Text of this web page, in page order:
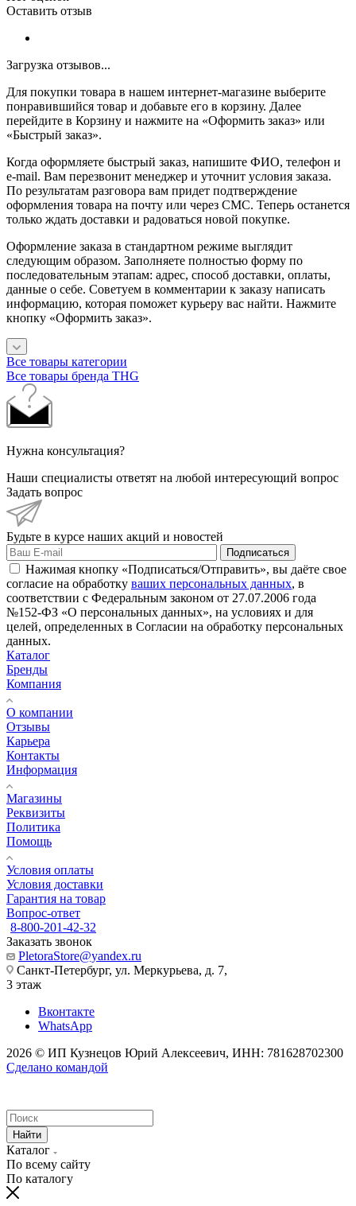
Оставить отзыв
Загрузка отзывов...
Для покупки товара в нашем интернет-магазине выберите
понравившийся товар и добавьте его в корзину. Далее
перейдите в Корзину и нажмите на «Оформить заказ» или
«Быстрый заказ».
Когда оформляете быстрый заказ, напишите ФИО, телефон и
e-mail. Вам перезвонит менеджер и уточнит условия заказа.
По результатам разговора вам придет подтверждение
оформления товара на почту или через СМС. Теперь останется
только ждать доставки и радоваться новой покупке.
Оформление заказа в стандартном режиме выглядит
следующим образом. Заполняете полностью форму по
последовательным этапам: адрес, способ доставки, оплаты,
данные о себе. Советуем в комментарии к заказу написать
информацию, которая поможет курьеру вас найти. Нажмите
кнопку «Оформить заказ».
Все товары категории
Все товары бренда THG
Нужна консультация?
Наши специалисты ответят на любой интересующий вопрос
Задать вопрос
Будьте в курсе наших акций и новостей
Подписаться
Нажимая кнопку «Подписаться/Отправить», вы даёте свое
согласие на обработку ваших персональных данных, в
соответствии с Федеральным законом от 27.07.2006 года
№152-ФЗ «О персональных данных», на условиях и для
целей, определенных в Согласии на обработку персональных
данных.
Каталог
Бренды
Компания
О компании
Отзывы
Карьера
Контакты
Информация
Магазины
Реквизиты
Политика
Помощь
Условия оплаты
Условия доставки
Гарантия на товар
Вопрос-ответ
8-800-201-42-32
Заказать звонок
PletoraStore@yandex.ru
Санкт-Петербург, ул. Меркурьева, д. 7,
3 этаж
Вконтакте
WhatsApp
2026 © ИП Кузнецов Юрий Алексеевич, ИНН: 781628702300
Сделано командой
Найти
Каталог
По всему сайту
По каталогу